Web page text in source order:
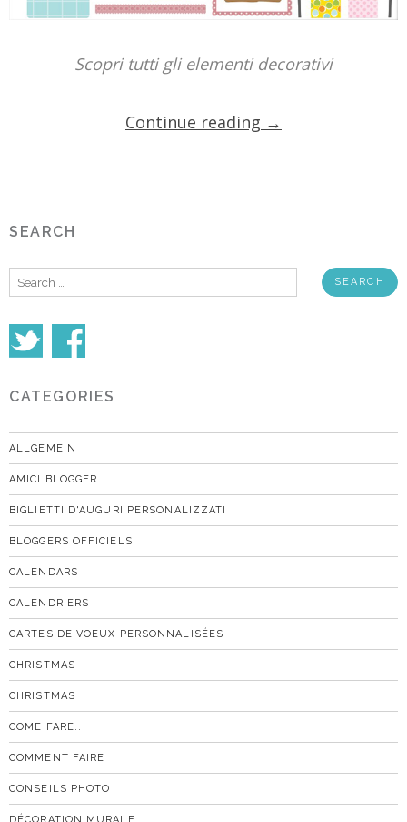
Scopri tutti gli elementi decorativi
Continue reading →
SEARCH
Search
for:
CATEGORIES
ALLGEMEIN
AMICI BLOGGER
BIGLIETTI D'AUGURI PERSONALIZZATI
BLOGGERS OFFICIELS
CALENDARS
CALENDRIERS
CARTES DE VOEUX PERSONNALISÉES
CHRISTMAS
CHRISTMAS
COME FARE..
COMMENT FAIRE
CONSEILS PHOTO